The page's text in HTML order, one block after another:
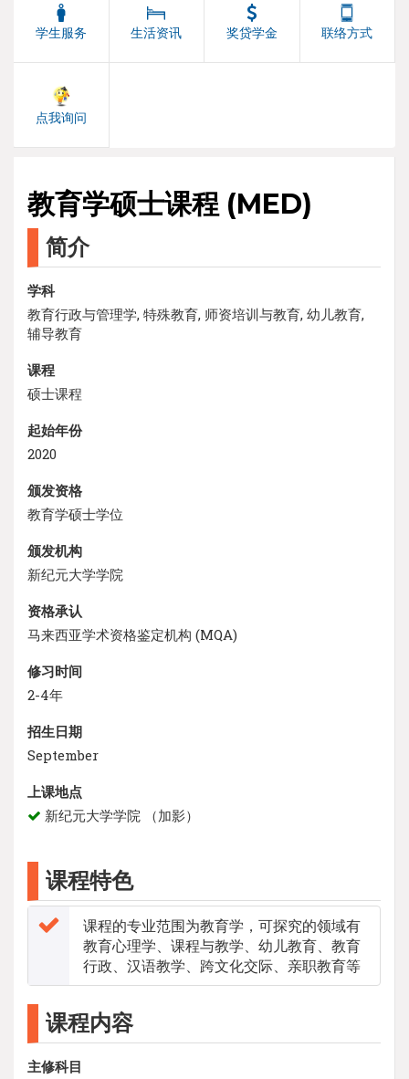
学生服务 生活资讯 奖贷学金 联络方式
点我询问
教育学硕士课程 (MED)
简介
学科
教育行政与管理学, 特殊教育, 师资培训与教育, 幼儿教育,
辅导教育
课程
硕士课程
起始年份
2020
颁发资格
教育学硕士学位
颁发机构
新纪元大学学院
资格承认
马来西亚学术资格鉴定机构 (MQA)
修习时间
2-4年
招生日期
September
上课地点
新纪元大学学院 （加影）
课程特色
课程的专业范围为教育学，可探究的领域有
教育心理学、课程与教学、幼儿教育、教育
行政、汉语教学、跨文化交际、亲职教育等
课程内容
主修科目